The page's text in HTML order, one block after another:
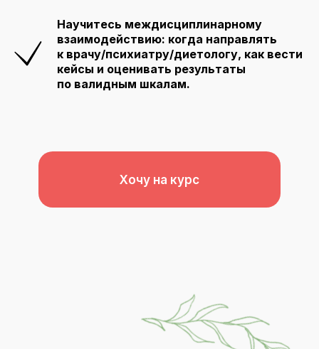
Научитесь междисциплинарному
взаимодействию: когда направлять
к врачу/психиатру/диетологу, как вести
кейсы и оценивать результаты
по валидным шкалам.
Хочу на курс